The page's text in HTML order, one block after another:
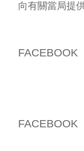
向有關當局提
FACEBOOK
FACEBOOK